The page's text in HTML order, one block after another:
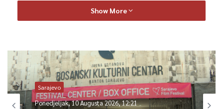
Čast da svečano otvore ovogodišnje Vogošćanske dane pripala
petak sa stadiona „Hakija Mršo“, odakle će se, uz pratnju
limene muzike, uputiti prema upravnoj zgradi „Jasmin Isanović
Žuti“. Tamo ih očekuje kulturno-zabavni program prilagođen
njihovom uzrastu, uključujući i posebne videoporuke podrške
njihovih učitelja, razrednika i direktora. Odmah nakon defilea,
Show More
Sarajevo
Ponedjeljak, 10 Augusta 2026, 12:21